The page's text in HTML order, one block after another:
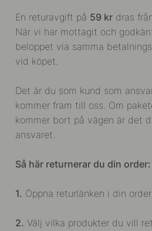
En returavgift på 59 kr dras
När vi har mottagit och
beloppet via samma
vid köpet.
Det är du som kund som
kommer fram till oss. Om
kommer bort på vägen är det
ansvaret.
Så här returnerar du din order:
1. Öppna returlänken i din
2. Välj vilka produkter du vill